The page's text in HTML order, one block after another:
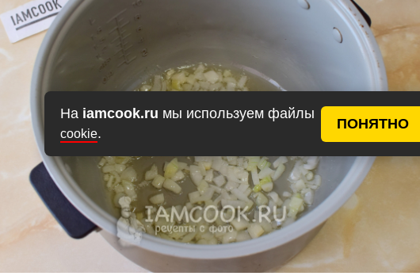
На iamcook.ru мы используем файлы
cookie.
ПОНЯТНО